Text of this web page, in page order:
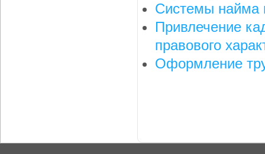
Системы
Привлечение
правового
Оформление